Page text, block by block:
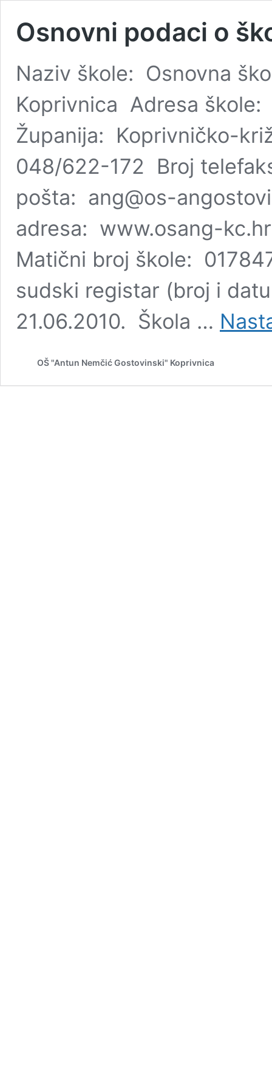
Osnovni podaci o
Naziv škole: Osnovna
Koprivnica Adresa
Županija: Koprivničko-
048/622-172 Broj
pošta: ang@os-
adresa: www.osang-
Matični broj škole:
sudski registar (broj i
21.06.2010. Škola …
OŠ "Antun Nemčić Gostovinski" Koprivnica